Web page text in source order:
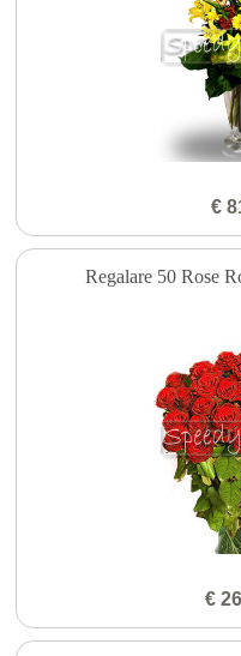
€
Regalare 50 Rose
€